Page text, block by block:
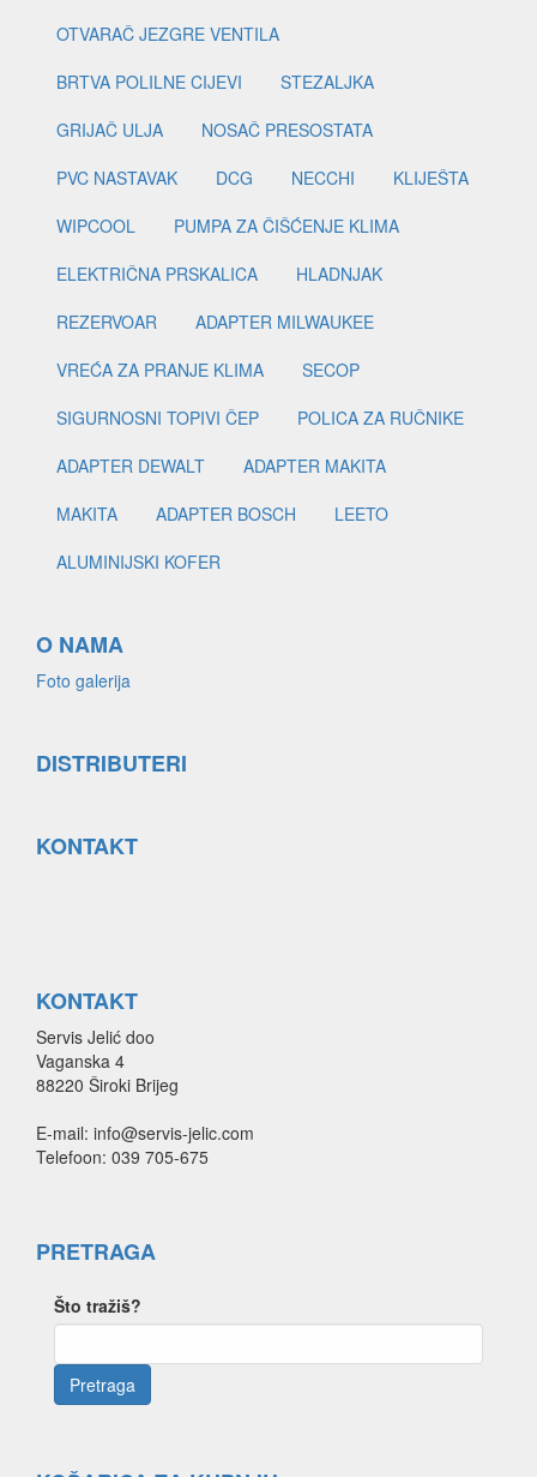
OTVARAČ JEZGRE VENTILA
BRTVA POLILNE CIJEVI
STEZALJKA
GRIJAČ ULJA
NOSAČ PRESOSTATA
PVC NASTAVAK
DCG NECCHI
KLIJEŠTA
WIPCOOL
PUMPA ZA ČIŠĆENJE KLIMA
ELEKTRIČNA PRSKALICA
HLADNJAK
REZERVOAR
ADAPTER MILWAUKEE
VREĆA ZA PRANJE KLIMA
SECOP
SIGURNOSNI TOPIVI ČEP
POLICA ZA RUČNIKE
ADAPTER DEWALT
ADAPTER MAKITA
MAKITA
ADAPTER BOSCH
LEETO
ALUMINIJSKI KOFER
O NAMA
Foto galerija
DISTRIBUTERI
KONTAKT
KONTAKT
Servis Jelić doo
Vaganska 4
88220 Široki Brijeg
E-mail: info@servis-jelic.com
Telefoon: 039 705-675
PRETRAGA
Što tražiš?